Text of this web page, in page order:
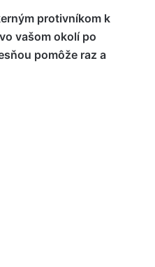
protivníkom k
vašom okolí po
pomôže raz a